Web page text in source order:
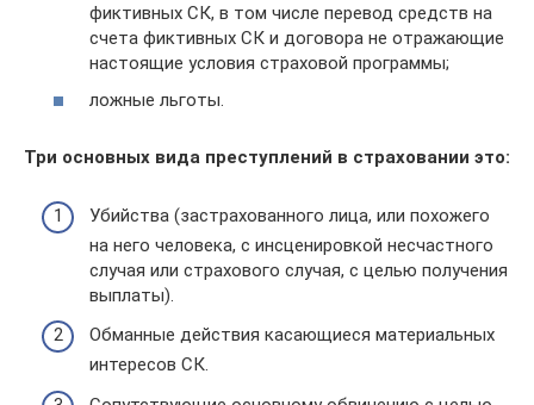
фиктивных СК, в том числе перевод средств на
счета фиктивных СК и договора не отражающие
настоящие условия страховой программы;
ложные льготы.
Три основных вида преступлений в страховании это:
Убийства (застрахованного лица, или похожего
на него человека, с инсценировкой несчастного
случая или страхового случая, с целью получения
выплаты).
Обманные действия касающиеся материальных
интересов СК.